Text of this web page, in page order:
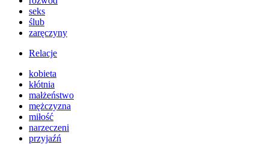
seks
ślub
zaręczyny
Relacje
kobieta
kłótnia
małżeństwo
mężczyzna
miłość
narzeczeni
przyjaźń